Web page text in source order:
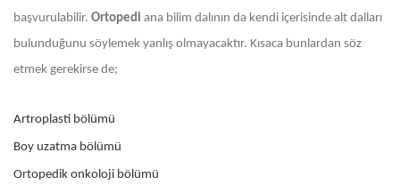
başvurulabilir. Ortopedi ana bilim dalının da kendi içerisinde alt dalları
bulunduğunu söylemek yanlış olmayacaktır. Kısaca bunlardan söz
etmek gerekirse de;
Artroplasti bölümü
Boy uzatma bölümü
Ortopedik onkoloji bölümü